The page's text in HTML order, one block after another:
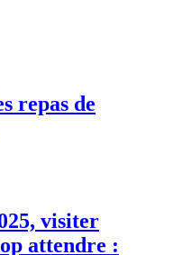
repas de
visiter
attendre :